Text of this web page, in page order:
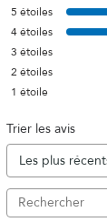
5 étoiles
4étoiles
3 étoiles
2 étoiles
1 étoile
Trier les avis